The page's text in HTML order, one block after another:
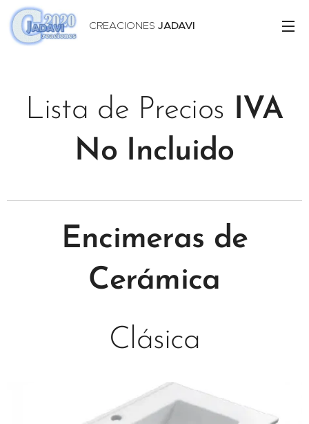
CREACIONES JADAVI
Lista de Precios IVA
No Incluido
Encimeras de
Cerámica
Clásica